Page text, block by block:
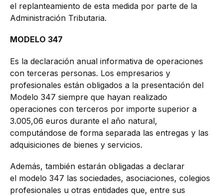
el replanteamiento de esta medida por parte de la
Administración Tributaria.
MODELO 347
Es la declaración anual informativa de operaciones
con terceras personas. Los empresarios y
profesionales están obligados a la presentación del
Modelo 347 siempre que hayan realizado
operaciones con terceros por importe superior a
3.005,06 euros durante el año natural,
computándose de forma separada las entregas y las
adquisiciones de bienes y servicios.
Además, también estarán obligadas a declarar
el modelo 347 las sociedades, asociaciones, colegios
profesionales u otras entidades que, entre sus